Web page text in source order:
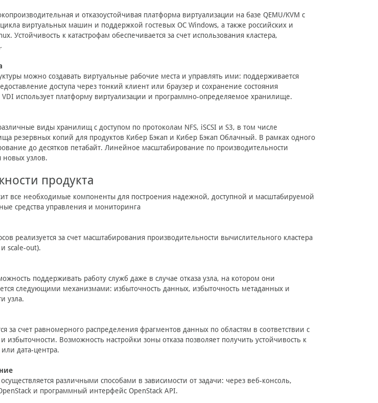
и отказоустойчивая платформа виртуализации на базе QEMU/KVM с
виртуальных машин и поддержкой гостевых ОС Windows, а также российских и
Устойчивость к катастрофам обеспечивается за счет использования кластера,
можно создавать виртуальные рабочие места и управлять ими: поддерживается
доступа через тонкий клиент или браузер и сохранение состояния
VDI использует платформу виртуализации и программно-определяемое хранилище.
виды хранилищ с доступом по протоколам NFS, iSCSI и S3, в том числе
резервных копий для продуктов Кибер Бэкап и Кибер Бэкап Облачный. В рамках одного
до десятков петабайт. Линейное масштабирование по производительности
новых узлов.
продукта
все необходимые компоненты для построения надежной, доступной и масштабируемой
средства управления и мониторинга
реализуется за счет масштабирования производительности вычислительного кластера
scale-out).
поддерживать работу служб даже в случае отказа узла, на котором они
следующими механизмами: избыточность данных, избыточность метаданных и
узла.
за счет равномерного распределения фрагментов данных по областям в соответствии с
Возможность настройки зоны отказа позволяет получить устойчивость к
дата-центра.
различными способами в зависимости от задачи: через веб-консоль,
и программный интерфейс OpenStack API.